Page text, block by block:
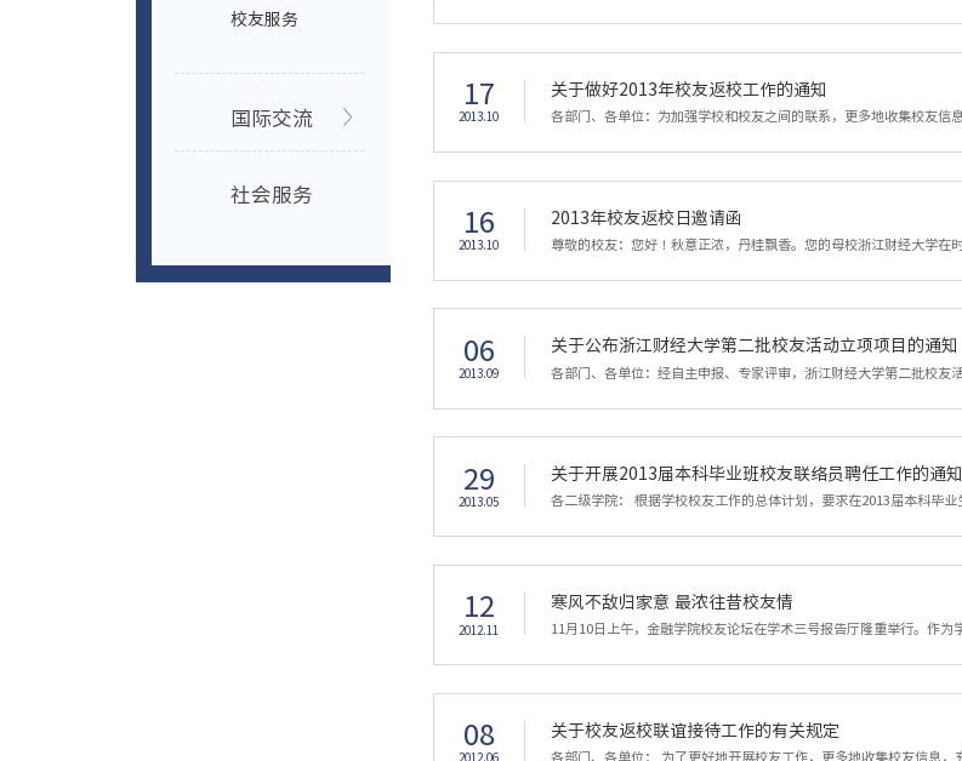
校友服务
国际交流
社会服务
17
2013.10
关于做好2013年校友返校工作的通知
16
2013.10
2013年校友返校日邀请函
06
2013.09
关于公布浙江财经大学第二批校友活动立项项目的通知
29
2013.05
关于开展2013届本科毕业班校友联络员聘任工作的通知
12
2012.11
寒风不敌归家意 最浓往昔校友情
08 关于校友返校联谊接待工作的有关规定